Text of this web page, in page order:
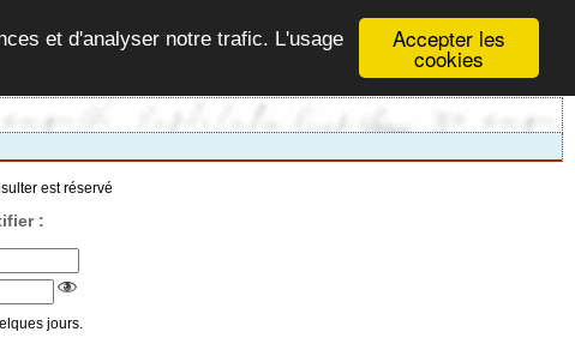
Accepter les
cookies
et d'analyser notre trafic. L'usage
est réservé
:
jours.